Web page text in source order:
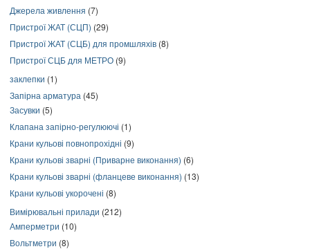
Джерела живлення (7)
Пристрої ЖАТ (СЦП) (29)
Пристрої ЖАТ (СЦБ) для промшляхів (8)
Пристрої СЦБ для МЕТРО (9)
заклепки (1)
Запірна арматура (45)
Засувки (5)
Клапана запірно-регулюючі (1)
Крани кульові повнопрохідні (9)
Крани кульові зварні (Приварне виконання) (6)
Крани кульові зварні (фланцеве виконання) (13)
Крани кульові укорочені (8)
Вимірювальні прилади (212)
Амперметри (10)
Вольтметри (8)